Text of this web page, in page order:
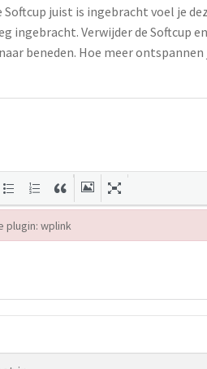
Softcup juist is ingebracht voel je
ingebracht. Verwijder de Softcup
beneden. Hoe meer
plugin: wplink
wplink